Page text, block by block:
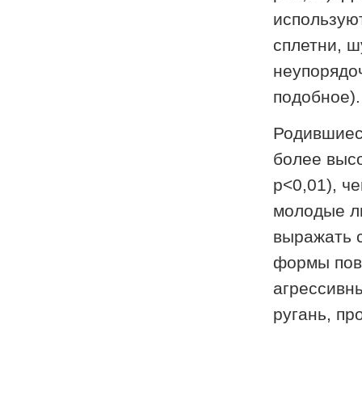
сплетни,
подобное).
более
p<0,01),
молодые
выражать
формы
ругань,